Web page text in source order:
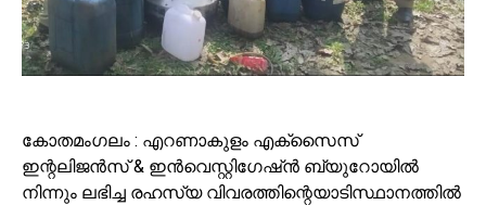
കോതമംഗലം : എറണാകുളം എക്സൈസ്
ഇന്റലിജൻസ് & ഇൻവെസ്റ്റിഗേഷ്ൻ ബ്യുറോയിൽ
നിന്നും ലഭിച്ച രഹസ്യ വിവരത്തിന്റെയാടിസ്ഥാനത്തിൽ